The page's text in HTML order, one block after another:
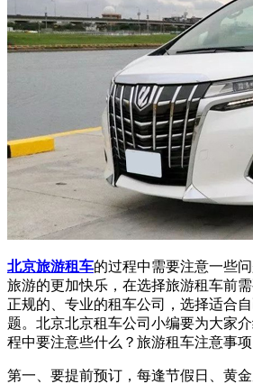
北京旅游租车的过程中需要注意一些
旅游的更加快乐，在选择旅游租车前
正规的、专业的租车公司，选择适合
题。北京北京租车公司小编要为大家
程中要注意些什么？旅游租车注意事项
第一、要提前预订，每逢节假日、黄